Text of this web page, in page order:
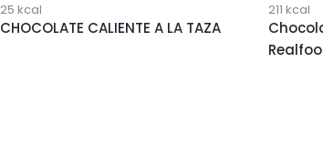
25 kcal
CHOCOLATE CALIENTE A LA TAZA
211 kcal